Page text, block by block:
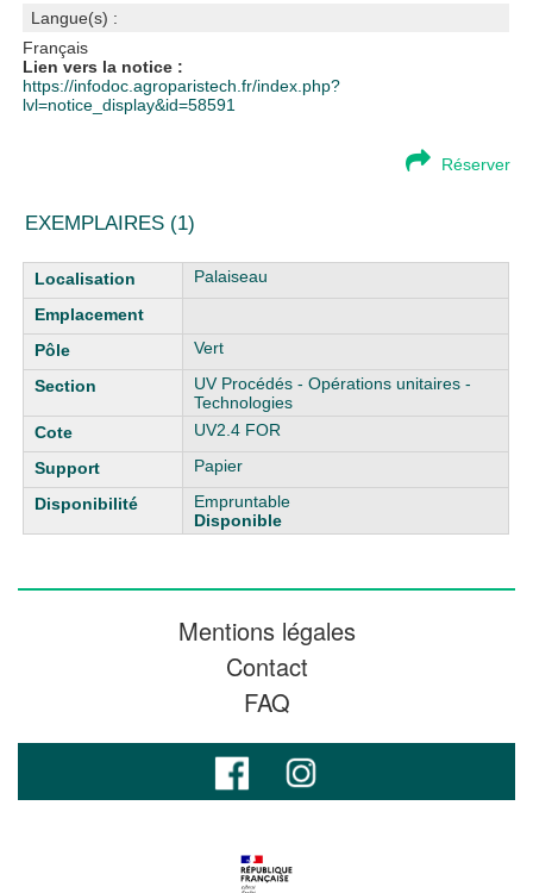
Langue(s) :
Français
Lien vers la notice :
https://infodoc.agroparistech.fr/index.php?
lvl=notice_display&id=58591
Réserver
EXEMPLAIRES (1)
Liste des exemplaires Palaiseau
Vert
UV Procédés - Opérations unitaires -
Technologies
UV2.4 FOR
Papier
Empruntable
Disponible
Mentions légales
Contact
FAQ